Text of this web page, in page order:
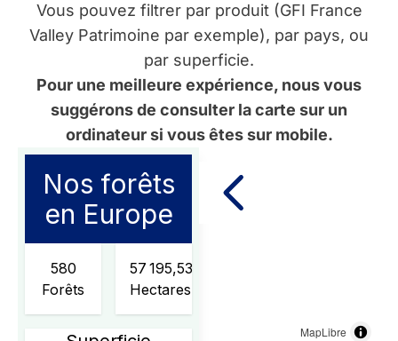
Vous pouvez filtrer par produit (GFI France
Valley Patrimoine par exemple), par pays, ou
par superficie.
Pour une meilleure expérience, nous vous
suggérons de consulter la carte sur un
ordinateur si vous êtes sur mobile.